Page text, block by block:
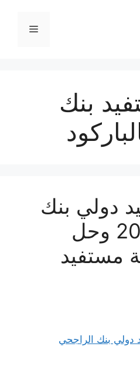
القائمة
بنك
دولي بنك
الراجحي 2023 وحل
مستفيد